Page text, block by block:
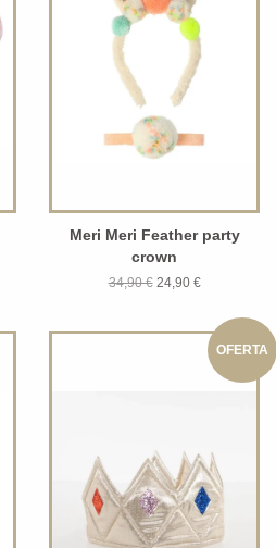
Meri Meri Feather party
crown
34,90 €24,90 €
OFERTA